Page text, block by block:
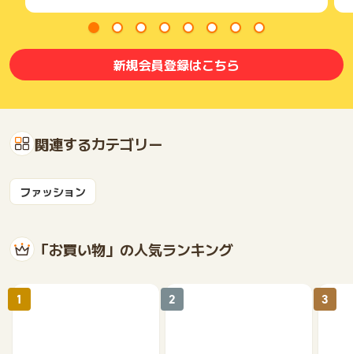
新規会員登録はこちら
関連するカテゴリー
ファッション
「お買い物」の人気ランキング
1 2 3